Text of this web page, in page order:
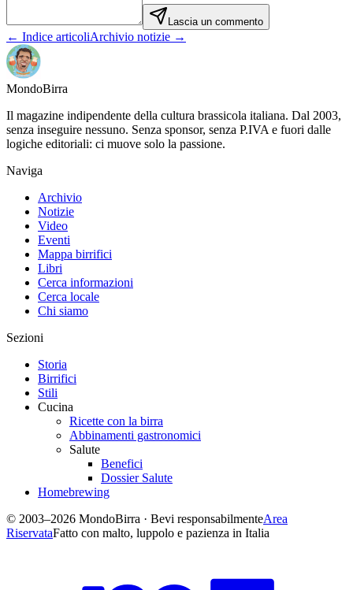
Lascia un commento
← Indice articoliArchivio notizie →
MondoBirra
Il magazine indipendente della cultura brassicola italiana. Dal 2003,
senza inseguire nessuno. Senza sponsor, senza P.IVA e fuori dalle
logiche editoriali: ci muove solo la passione.
Naviga
Archivio
Notizie
Video
Eventi
Mappa birrifici
Libri
Cerca informazioni
Cerca locale
Chi siamo
Sezioni
Storia
Birrifici
Stili
Cucina
Ricette con la birra
Abbinamenti gastronomici
Salute
Benefici
Dossier Salute
Homebrewing
© 2003–2026 MondoBirra · Bevi responsabilmenteArea
RiservataFatto con malto, luppolo e pazienza in Italia